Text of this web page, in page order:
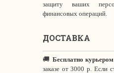
защиту ваших
финансовых операций.
ДОСТАВКА
🚚 Бесплатно курьером
заказе от 3000 р. Если